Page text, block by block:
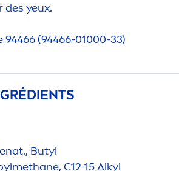
des yeux.
94466 (94466-01000-33)
Butyl
C12-15 Alkyl